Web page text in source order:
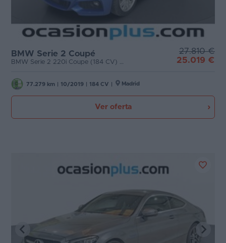
BMW Serie 2 Coupé
BMW Serie 2 220i Coupe (184 CV) Paquete M
27.810 €
25.019 €
77.279 km 10/2019 184 CV Madrid
Ver oferta